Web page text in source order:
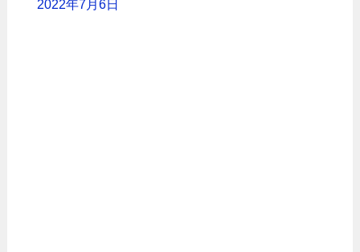
2022年7月6日